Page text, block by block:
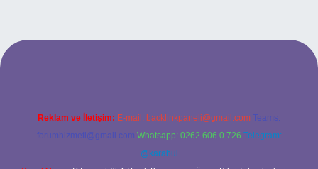
giriş
Reklam ve İletişim: E-mail: backlinkpaneli@gmail.com Teams:
forumhizmeti@gmail.com Whatsapp: 0262 606 0 726 Telegram:
@karabul